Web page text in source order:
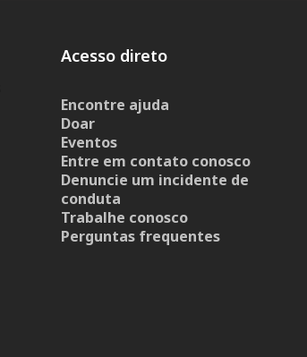
Acesso direto
Encontre ajuda
Doar
Eventos
Entre em contato conosco
Denuncie um incidente de
conduta
Trabalhe conosco
Perguntas frequentes